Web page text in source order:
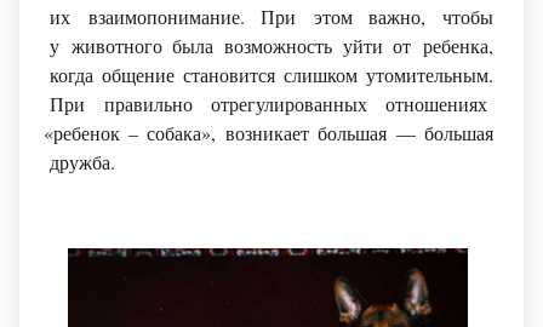
их взаимопонимание. При этом важно, чтобы
у животного была возможность уйти от ребенка,
когда общение становится слишком утомительным.
При правильно отрегулированных отношениях
«ребенок – собака», возникает большая — большая
дружба.